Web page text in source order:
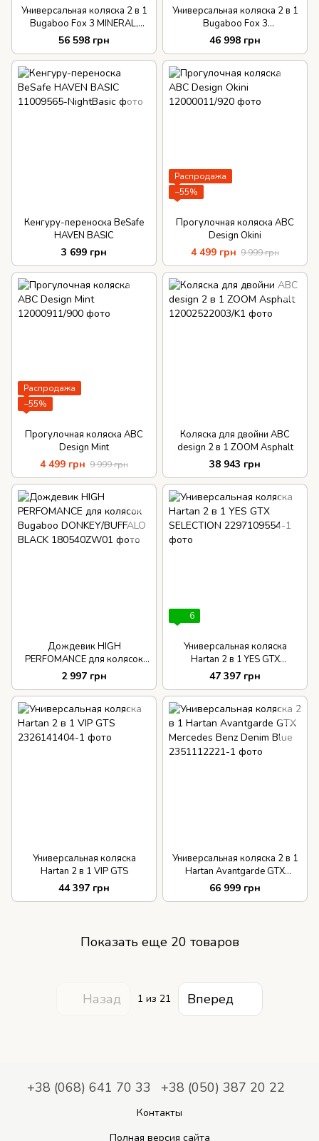
Универсальная коляска 2 в 1
Bugaboo Fox 3 MINERAL,
GRAPHITE/LIGHT GREY
56 598 грн
Универсальная коляска 2 в 1
Bugaboo Fox 3
GRAPHITE/GREY MELANGE
без капюшона
46 998 грн
Кенгуру-переноска BeSafe
HAVEN BASIC
3 699 грн
Распродажа
−55%
Прогулочная коляска ABC
Design Okini
4 499 грн 9 999 грн
Распродажа
−55%
Прогулочная коляска ABC
Design Mint
4 499 грн 9 999 грн
Коляска для двойни ABC
design 2 в 1 ZOOM Asphalt
38 943 грн
Дождевик HIGH
PERFOMANCE для колясок
Bugaboo DONKEY/BUFFALO
BLACK
2 997 грн
6
Универсальная коляска
Hartan 2 в 1 YES GTX
SELECTION
47 397 грн
Универсальная коляска
Hartan 2 в 1 VIP GTS
44 397 грн
Универсальная коляска 2 в 1
Hartan Avantgarde GTX
Mercedes Benz Denim Blue
66 999 грн
Показать еще 20 товаров
Назад 1 из 21 Вперед
+38 (068) 641 70 33 +38 (050) 387 20 22
Контакты
Полная версия сайта